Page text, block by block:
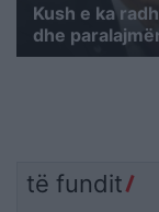
Kush e ka
dhe
të fundit